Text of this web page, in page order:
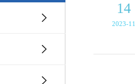
14
2023-11